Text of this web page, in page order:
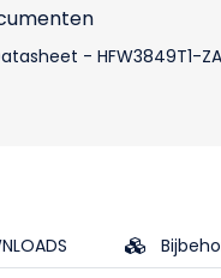
- HFW3849T1-